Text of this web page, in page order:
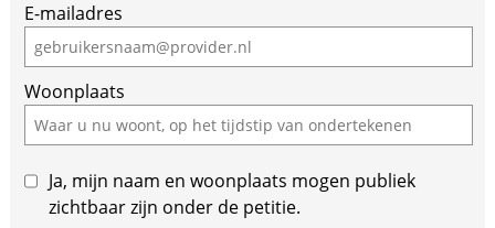
a
human,
ignore
this
field
E-mailadres
Woonplaats
Ja, mijn naam en woonplaats mogen publiek
zichtbaar zijn onder de petitie.